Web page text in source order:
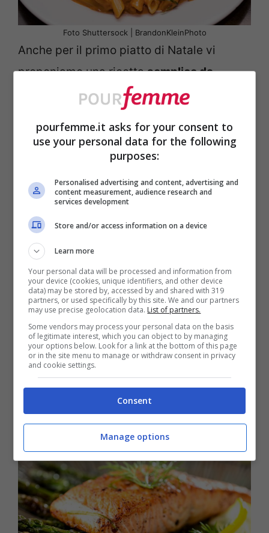
Foto Shuttersock | BrandonKleinPhoto
Anche per il primo piatto di Natale vi
proponiamo una ricettasemplice da
e realizzabile in pochissimo
rosa, una portata che si presta
perfettamente per essere servita in tavola
durante le occasioni speciali, e quale
occasione migliore se non il pranzo o la
cena del 25 Dicembre? Questo piatto
riscuote sempre grande successo con
grandi e piccoli, ma potete comunque
prendere in considerazione dellevarianti
sia cambiando il tipo di pasta, sia per chi
non ama il salmone, sostituendolo con i
gamberetti.
Il secondo piatto: salmone al
forno light
pourfemme.it asks for your consent to
use your personal data for the following
purposes:
Personalised advertising and content, advertising and
content measurement, audience research and
services development
Store and/or access information on a device
Learn more
Your personal data will be processed and information from
your device (cookies, unique identifiers, and other device
data) may be stored by, accessed by and shared with 319
partners, or used specifically by this site. We and our partners
may use precise geolocation data. List of partners.
Some vendors may process your personal data on the basis
of legitimate interest, which you can object to by managing
your options below. Look for a link at the bottom of this page
or in the site menu to manage or withdraw consent in privacy
and cookie settings.
Consent
Manage options